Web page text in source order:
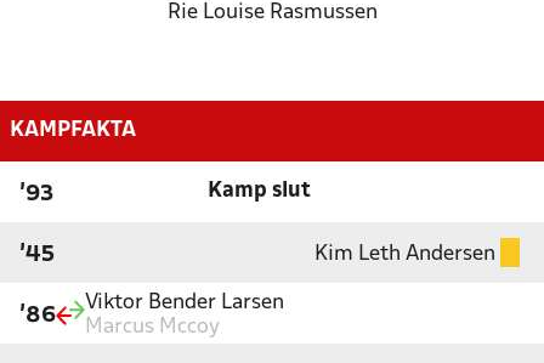
Rie Louise Rasmussen
KAMPFAKTA
'93 Kamp slut
'45 Kim Leth Andersen
'86
Viktor Bender Larsen
Marcus Mccoy